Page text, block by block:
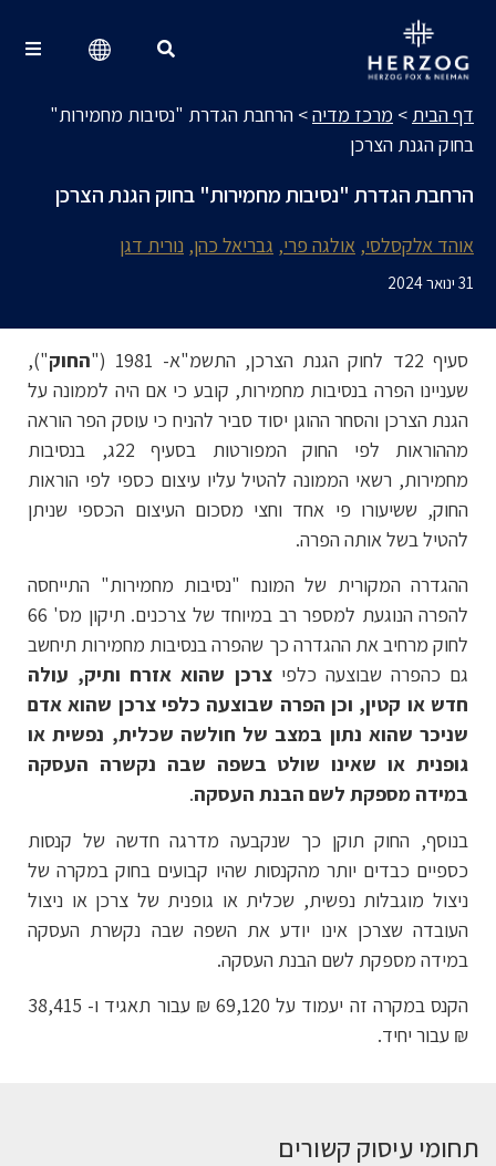
דף הבית > מרכז מדיה> הרחבת הגדרת "נסיבות מחמירות"
בחוק הגנת הצרכן
הרחבת הגדרת "נסיבות מחמירות" בחוק הגנת הצרכן
אוהד אלקסלסי אולגה פרי גבריאל כהן נורית דגן
31 ינואר 2024
סעיף 22ד לחוק הגנת הצרכן, התשמ"א- 1981 (" החוק"),
שעניינו הפרה בנסיבות מחמירות, קובע כי אם היה לממונה על
הגנת הצרכן והסחר ההוגן יסוד סביר להניח כי עוסק הפר הוראה
מההוראות לפי החוק המפורטות בסעיף 22ג, בנסיבות
מחמירות, רשאי הממונה להטיל עליו עיצום כספי לפי הוראות
החוק, ששיעורו פי אחד וחצי מסכום העיצום הכספי שניתן
להטיל בשל אותה הפרה.
ההגדרה המקורית של המונח "נסיבות מחמירות" התייחסה
להפרה הנוגעת למספר רב במיוחד של צרכנים. תיקון מס' 66
לחוק מרחיב את ההגדרה כך שהפרה בנסיבות מחמירות תיחשב
גם כהפרה שבוצעה כלפיצרכן שהוא אזרח ותיק, עולה
חדש או קטין, וכן הפרה שבוצעה כלפי צרכן שהוא אדם
שניכר שהוא נתון במצב של חולשה שכלית, נפשית או
גופנית או שאינו שולט בשפה שבה נקשרה העסקה
במידה מספקת לשם הבנת העסקה.
בנוסף, החוק תוקן כך שנקבעה מדרגה חדשה של קנסות
כספיים כבדים יותר מהקנסות שהיו קבועים בחוק במקרה של
ניצול מוגבלות נפשית, שכלית או גופנית של צרכן או ניצול
העובדה שצרכן אינו יודע את השפה שבה נקשרת העסקה
במידה מספקת לשם הבנת העסקה.
הקנס במקרה זה יעמוד על 69,120 ₪ עבור תאגיד ו- 38,415
₪ עבור יחיד.
תחומי עיסוק קשורים